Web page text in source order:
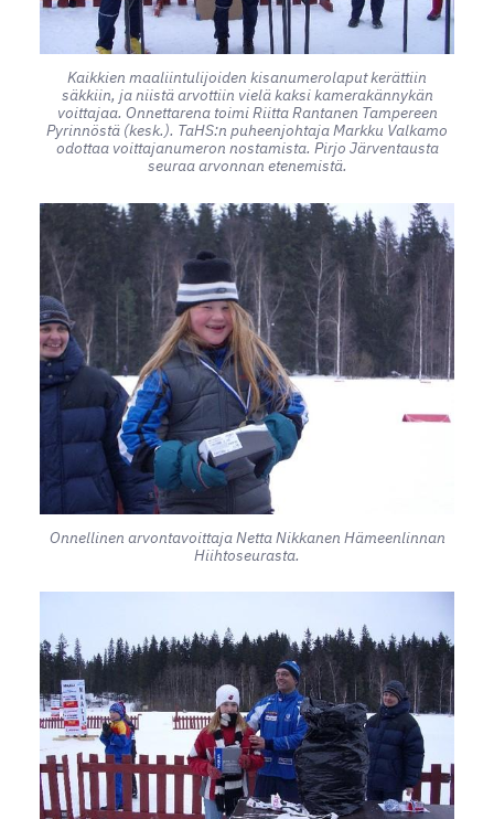
Kaikkien maaliintulijoiden kisanumerolaput kerättiin
säkkiin, ja niistä arvottiin vielä kaksi kamerakännykän
voittajaa. Onnettarena toimi Riitta Rantanen Tampereen
Pyrinnöstä (kesk.). TaHS:n puheenjohtaja Markku Valkamo
odottaa voittajanumeron nostamista. Pirjo Järventausta
seuraa arvonnan etenemistä.
Onnellinen arvontavoittaja Netta Nikkanen Hämeenlinnan
Hiihtoseurasta.